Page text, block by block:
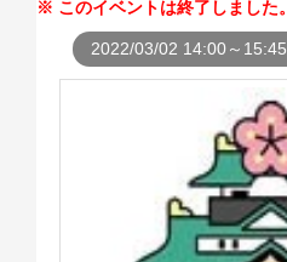
このイベントは終了しました。
2022/03/02 14:00～15:45